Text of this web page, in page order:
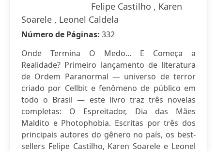
Felipe Castilho , Karen
Soarele , Leonel Caldela
Número de Páginas: 332
Onde Termina O Medo... E Começa a
Realidade? Primeiro lançamento de literatura
de Ordem Paranormal — universo de terror
criado por Cellbit e fenômeno de público em
todo o Brasil — este livro traz três novelas
completas: O Espreitador, Dia das Mães
Maldito e Photophobia. Escritas por três dos
principais autores do gênero no país, os best-
sellers Felipe Castilho, Karen Soarele e Leonel